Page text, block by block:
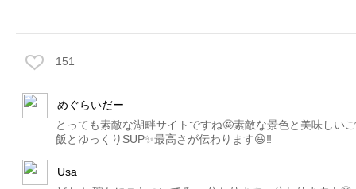
151
めぐらいだー
とっても素敵な湖畔サイトですね🤩素敵な景色と美味しいご
飯とゆっくりSUP✨最高さが伝わります😆‼️
Usa